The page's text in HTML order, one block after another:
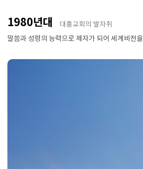
1980년대
대흥교회의 발자취
말씀과 성령의 능력으로 제자가 되어 세계비전을